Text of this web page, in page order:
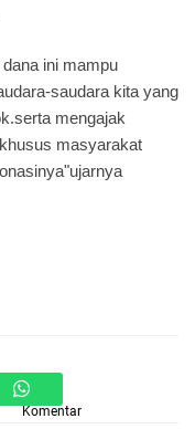
ini mampu
saudara kita yang
mengajak
masyarakat
Komentar